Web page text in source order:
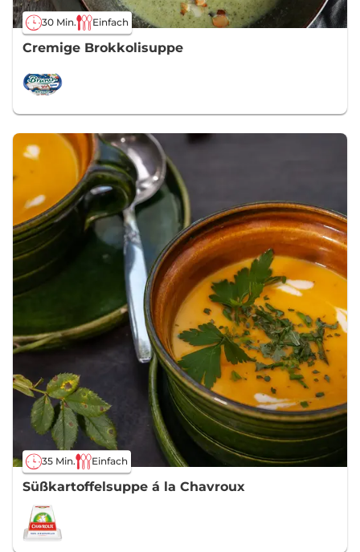
30 Min. Einfach
Cremige Brokkolisuppe
35 Min. Einfach
Süßkartoffelsuppe á la Chavroux